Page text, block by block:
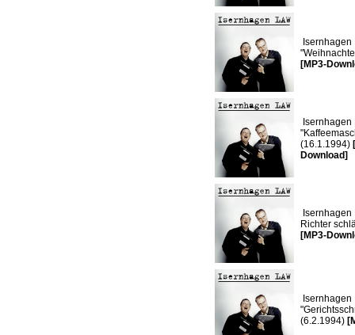
Isernhagen
[MP3-
Isernhagen
(16.1.1994)
Download]
Isernhagen
Richter
[MP3-
Isernhagen
(6.2.1994)